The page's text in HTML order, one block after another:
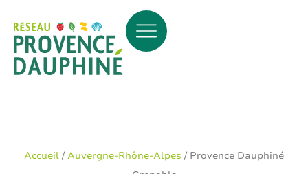
Accueil / Auvergne-Rhône-Alpes / Provence Dauphiné